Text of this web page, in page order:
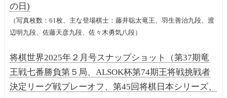
の日)
（写真枚数：61枚、主な登場棋士：藤井聡太竜王、羽生善治九段、渡
辺明九段、佐藤天彦九段、佐々木勇気八段）
将棋世界2025年２月号スナップショット（第37期竜
王戦七番勝負第５局、ALSOK杯第74期王将戦挑戦者
決定リーグ戦プレーオフ、第45回将棋日本シリーズ、